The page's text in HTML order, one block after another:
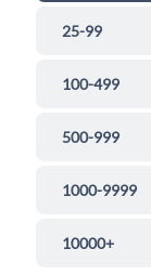
25-99
100-499
500-999
1000-9999
10000+